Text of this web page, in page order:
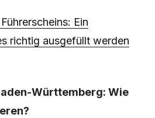
Ein
richtig ausgefüllt werden
Württemberg: Wie